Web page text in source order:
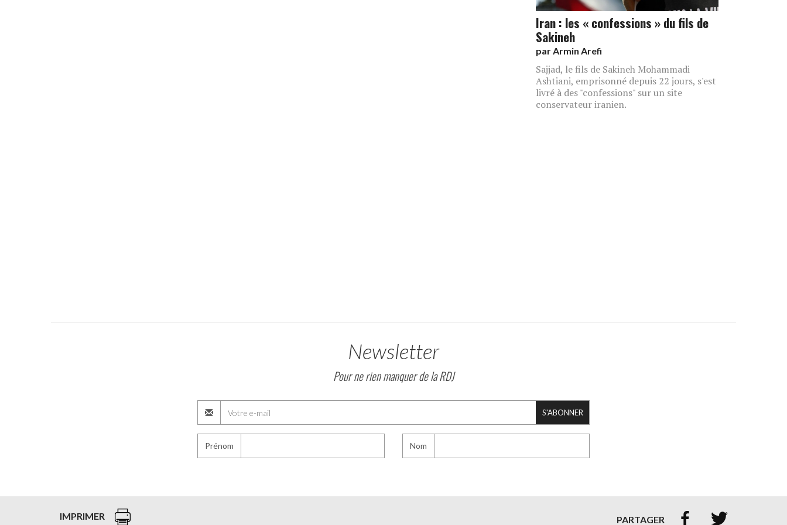
Iran : les « confessions » du fils de
Sakineh
par Armin Arefi
Sajjad, le fils de Sakineh Mohammadi
Ashtiani, emprisonné depuis 22 jours, s'est
livré à des "confessions" sur un site
conservateur iranien.
Newsletter
Pour ne rien manquer de la RDJ
S'ABONNER
Prénom Nom
IMPRIMER PARTAGER  